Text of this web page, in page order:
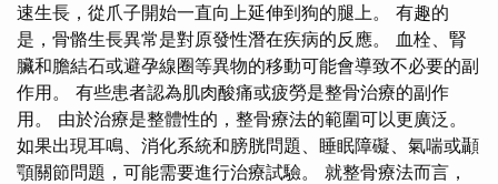
速生長，從爪子開始一直向上延伸到狗的腿上。 有趣的
是，骨骼生長異常是對原發性潛在疾病的反應。 血栓、腎
臟和膽結石或避孕線圈等異物的移動可能會導致不必要的副
作用。 有些患者認為肌肉酸痛或疲勞是整骨治療的副作
用。 由於治療是整體性的，整骨療法的範圍可以更廣泛。
如果出現耳鳴、消化系統和膀胱問題、睡眠障礙、氣喘或顳
顎關節問題，可能需要進行治療試驗。 就整骨療法而言，